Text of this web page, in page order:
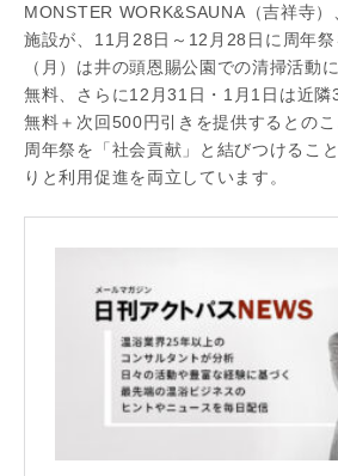
MONSTER WORK&SAUNA（吉祥寺
施設が、11月28日～12月28日に周年
（月）は井の頭恩賜公園での清掃活動
無料、さらに12月31日・1月1日は近隣
無料＋次回500円引きを提供するとのこ
周年祭を「社会貢献」と結びつけるこ
りと利用促進を両立しています。